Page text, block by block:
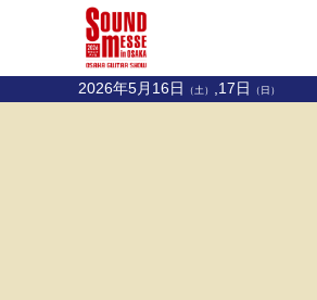
2026年5月16日 （土） ,17日 （日）